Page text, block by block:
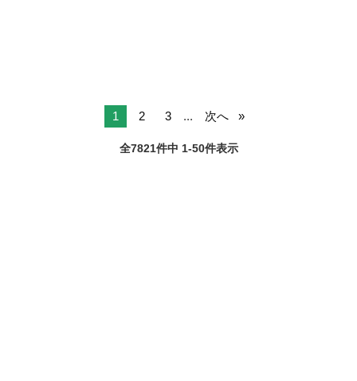
1 2 3 ... 次へ
全7821件中 1-50件表示